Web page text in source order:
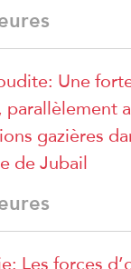
Une
gazières
de Jubail